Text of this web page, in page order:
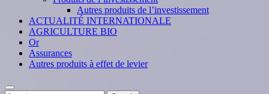
Autres produits de l’investissement
ACTUALITÉ INTERNATIONALE
AGRICULTURE BIO
Or
Assurances
Autres produits à effet de levier
Search